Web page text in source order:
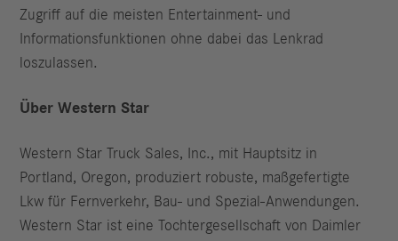
Zugriff auf die meisten Entertainment- und
Informationsfunktionen ohne dabei das Lenkrad
loszulassen.
Über Western Star
Western Star Truck Sales, Inc., mit Hauptsitz in
Portland, Oregon, produziert robuste, maßgefertigte
Lkw für Fernverkehr, Bau- und Spezial-Anwendungen.
Western Star ist eine Tochtergesellschaft von Daimler